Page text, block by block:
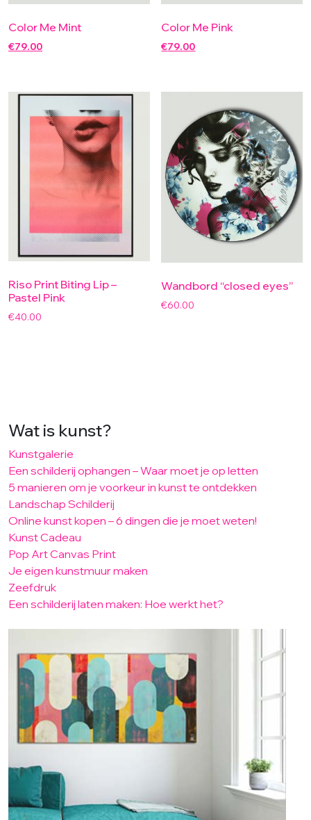
Color Me Mint
€79.00
Color Me Pink
€79.00
Riso Print Biting Lip –
Pastel Pink
€40.00
Wandbord “closed eyes”
€60.00
Wat is kunst?
Kunstgalerie
Een schilderij ophangen – Waar moet je op letten
5 manieren om je voorkeur in kunst te ontdekken
Landschap Schilderij
Online kunst kopen – 6 dingen die je moet weten!
Kunst Cadeau
Pop Art Canvas Print
Je eigen kunstmuur maken
Zeefdruk
Een schilderij laten maken: Hoe werkt het?